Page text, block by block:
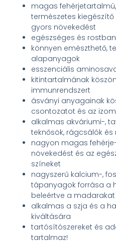
magas
természetes
gyors növekedést
egészséges és
könnyen emészthető,
alapanyagok
esszenciális
kitintartalmának
immunrendszert
ásványi anyagainak
csontozatot és az
alkalmas akváriumi-,
teknősök, rágcsálók
nagyon magas
növekedést és az
színeket
nagyszerű kalcium-,
tápanyagok forrása a
beleértve a madarakat
alkalmas a szja és a
kiváltására
tartósítószereket és
tartalmaz!